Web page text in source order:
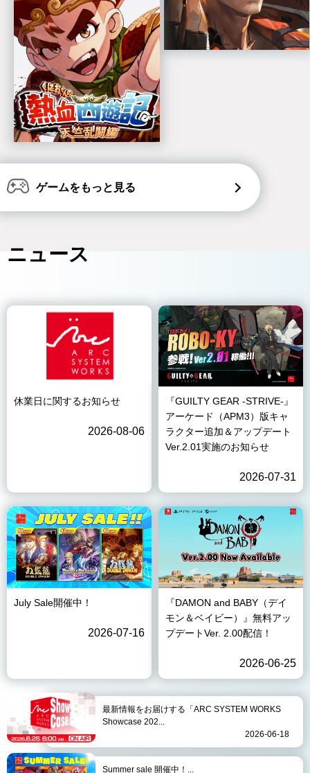
ゲームをもっと見る
ニュース
休業日に関するお知らせ
2026-08-06
『GUILTY GEAR -STRIVE-』
アーケード（APM3）版キャ
ラクター追加＆アップデート
Ver.2.01実施のお知らせ
2026-07-31
July Sale開催中！
2026-07-16
『DAMON and BABY（デイ
モン＆ベイビー）』無料アッ
プデートVer. 2.00配信！
2026-06-25
最新情報をお届けする「ARC SYSTEM WORKS
Showcase 202...
2026-06-18
Summer sale 開催中！...